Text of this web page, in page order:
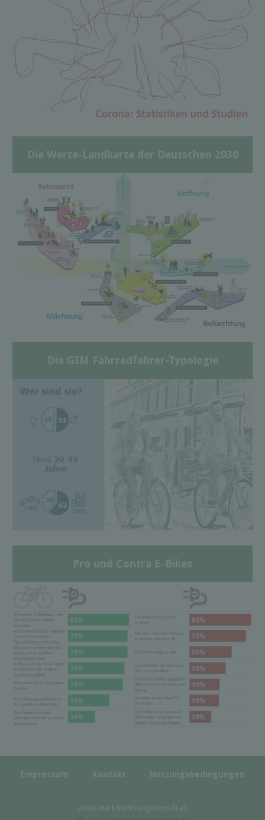
Die Werte-Landkarte der Deutschen 2030
Die GIM Fahrradfahrer-Typologie
Pro und Contra E-Bikes
Impressum Kontakt Nutzungsbedingungen
www.marktmeinungmensch.at